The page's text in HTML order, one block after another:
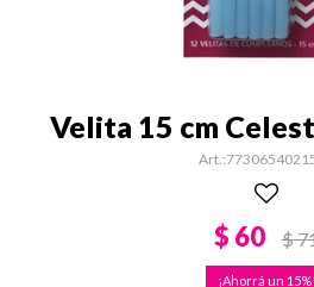
Velita 15 cm
$ 60 $
15